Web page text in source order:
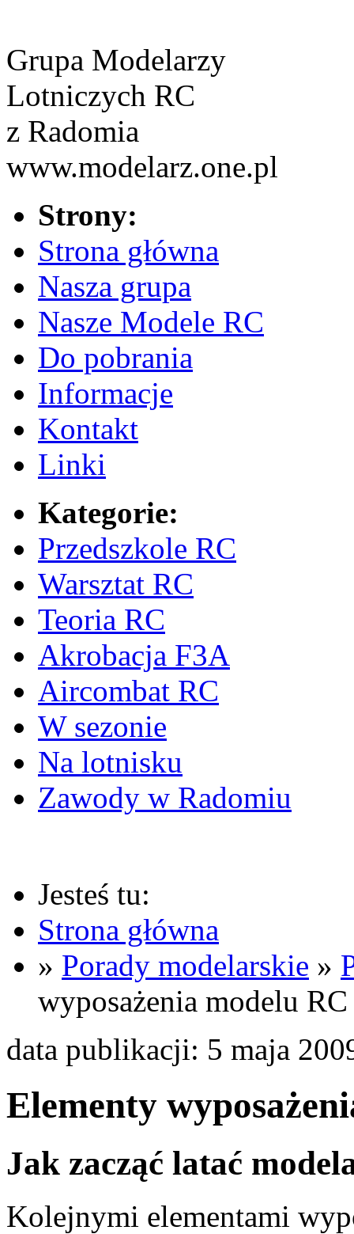
Grupa Modelarzy
Lotniczych RC
z Radomia
www.modelarz.one.pl
Strony:
Strona główna
Nasza grupa
Nasze Modele RC
Do pobrania
Informacje
Kontakt
Linki
Kategorie:
Przedszkole RC
Warsztat RC
Teoria RC
Akrobacja F3A
Aircombat RC
W sezonie
Na lotnisku
Zawody w Radomiu
Jesteś tu:
Strona główna
» Porady modelarskie »
wyposażenia modelu
data publikacji: 5 maja
Elementy
Jak zacząć latać
Kolejnymi elementami